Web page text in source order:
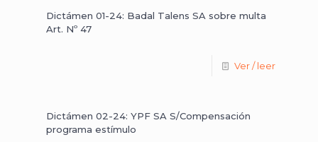
Dictámen 01-24: Badal Talens SA sobre multa
Art. Nº 47
Ver / leer
Dictámen 02-24: YPF SA S/Compensación
programa estímulo